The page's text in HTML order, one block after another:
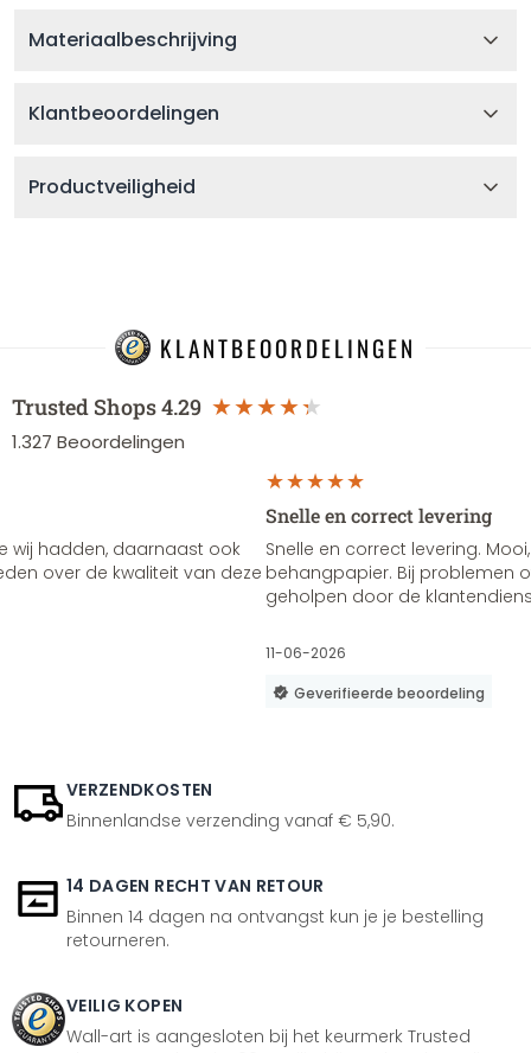
Materiaalbeschrijving
Klantbeoordelingen
Productveiligheid
KLANTBEOORDELINGEN
Trusted Shops4.29
1.327 Beoordelingen
wij hadden, daarnaast ook
over de kwaliteit van deze
Snelle en correct levering
Snelle en correct levering.
behangpapier. Bij problemen
geholpen door de
11-06-2026
Geverifieerde beoordeling
VERZENDKOSTEN
Binnenlandse verzending vanaf € 5,90.
14 DAGEN RECHT VAN RETOUR
Binnen 14 dagen na ontvangst kun je je bestelling
retourneren.
VEILIG KOPEN
Wall-art is aangesloten bij het keurmerk Trusted